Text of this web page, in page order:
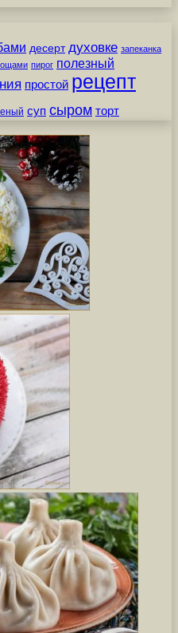
десерт духовке запеканка
пирог полезный
простой рецепт
суп сыром торт